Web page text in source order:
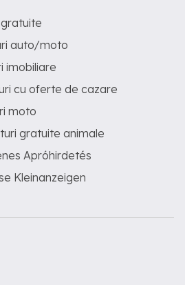
auto/moto
imobiliare
cu oferte de cazare
moto
gratuite animale
Apróhirdetés
Kleinanzeigen